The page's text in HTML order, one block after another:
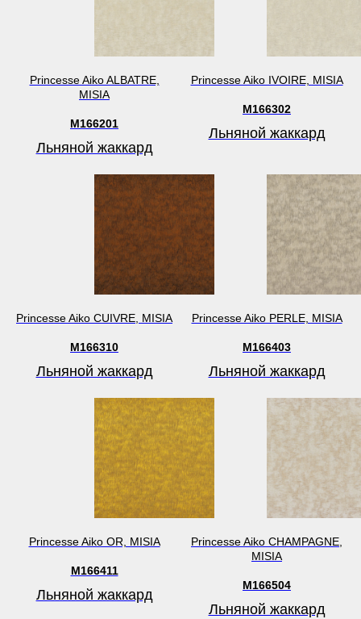
Princesse Aiko ALBATRE,
MISIA
M166201
Льняной жаккард
Princesse Aiko IVOIRE, MISIA
M166302
Льняной жаккард
Princesse Aiko CUIVRE, MISIA
M166310
Льняной жаккард
Princesse Aiko PERLE, MISIA
M166403
Льняной жаккард
Princesse Aiko OR, MISIA
M166411
Льняной жаккард
Princesse Aiko CHAMPAGNE,
MISIA
M166504
Льняной жаккард